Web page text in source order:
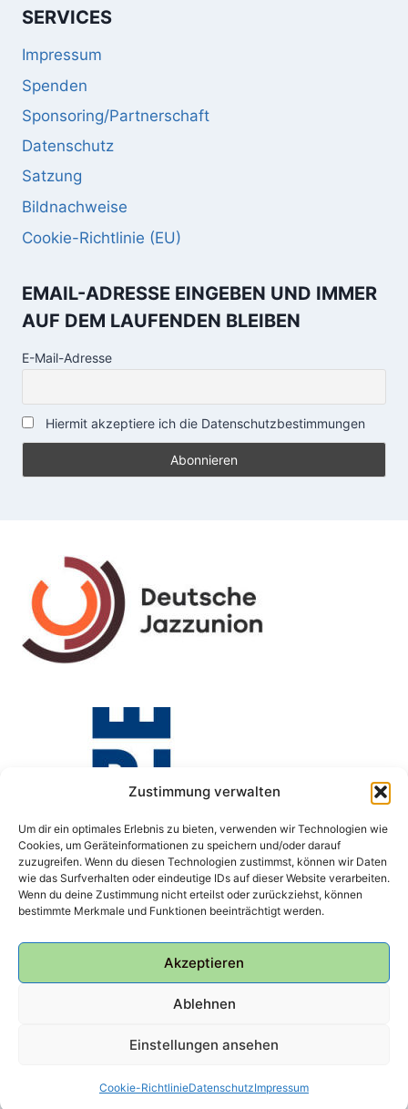
Zustimmung verwalten
Um dir ein optimales Erlebnis zu bieten, verwenden wir Technologien wie
Cookies, um Geräteinformationen zu speichern und/oder darauf
zuzugreifen. Wenn du diesen Technologien zustimmst, können wir Daten
wie das Surfverhalten oder eindeutige IDs auf dieser Website verarbeiten.
Wenn du deine Zustimmung nicht erteilst oder zurückziehst, können
bestimmte Merkmale und Funktionen beeinträchtigt werden.
Akzeptieren
Ablehnen
Einstellungen ansehen
Cookie-RichtlinieDatenschutzImpressum
SERVICES
Impressum
Spenden
Sponsoring/Partnerschaft
Datenschutz
Satzung
Bildnachweise
Cookie-Richtlinie (EU)
EMAIL-ADRESSE EINGEBEN UND IMMER
AUF DEM LAUFENDEN BLEIBEN
E-Mail-Adresse
Hiermit akzeptiere ich die Datenschutzbestimmungen
© 2026 Bunker Ulmenwall